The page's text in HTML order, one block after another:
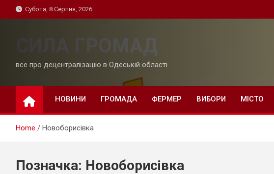
to
Субота, 8 Серпня, 2026
СИЛА ГРОМАД
все про децентралізацію в Одеській області
НОВИНИ ГРОМАДА ФЕРМЕР ВИБОРИ МІСТО
Home Новоборисівка
Позначка: Новоборисівка